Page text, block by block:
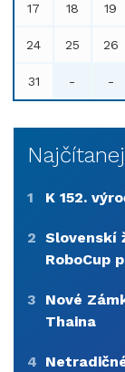
17 18 19
24 25 26
31 - -
1 K 152.
2 Slovenskí
RoboCup
3
Nové
Thaina
4